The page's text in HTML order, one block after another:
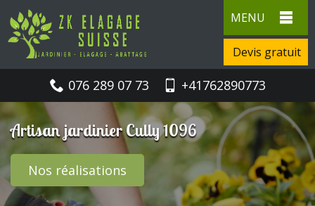
MENU
Devis gratuit
076 289 07 73 +41762890773
Artisan jardinier Cully 1096
Nos réalisations